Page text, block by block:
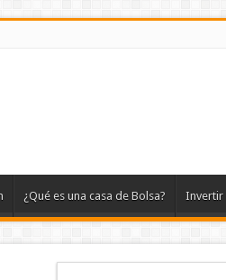
¿Qué es una casa de Bolsa? Invertir